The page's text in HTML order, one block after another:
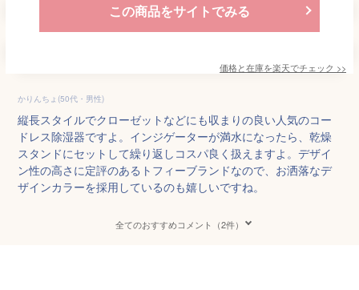
この商品をサイトでみる
価格と在庫を楽天でチェック >>
かりんちょ(50代・男性)
縦長スタイルでクローゼットなどにも収まりの良い人気のコー
ドレス除湿器ですよ。インジゲーターが満水になったら、乾燥
スタンドにセットして繰り返しコスパ良く扱えますよ。デザイ
ン性の高さに定評のあるトフィーブランドなので、お洒落なデ
ザインカラーを採用しているのも嬉しいですね。
全てのおすすめコメント（2件）